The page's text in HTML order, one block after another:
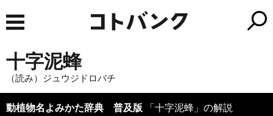
十字泥蜂
（読み）ジュウジドロバチ
動植物名よみかた辞典 普及版 「十字泥蜂」の解説